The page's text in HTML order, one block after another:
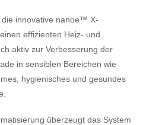
innovative nanoe™ X-
effizienten Heiz- und
aktiv zur Verbesserung der
in sensiblen Bereichen wie
hygienisches und gesundes
überzeugt das System